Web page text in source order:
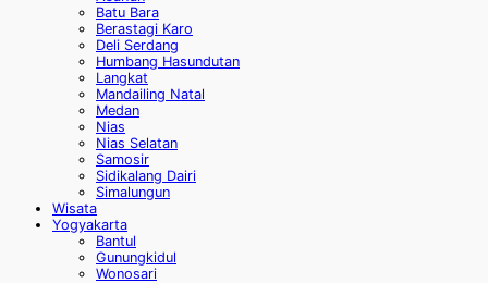
Batu Bara
Berastagi Karo
Deli Serdang
Humbang Hasundutan
Langkat
Mandailing Natal
Medan
Nias
Nias Selatan
Samosir
Sidikalang Dairi
Simalungun
Wisata
Yogyakarta
Bantul
Gunungkidul
Wonosari